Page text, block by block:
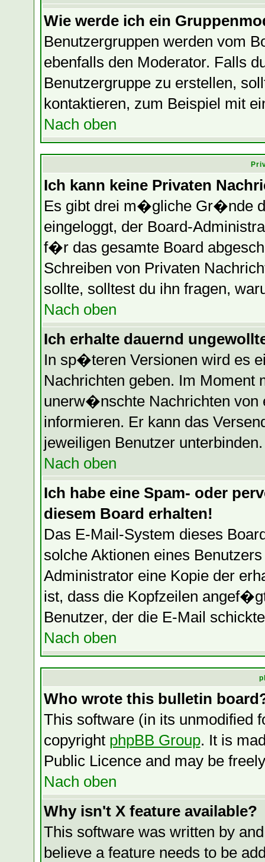
Wie werde ich ein
Benutzergruppen werden vom
ebenfalls den Moderator. Falls
Benutzergruppe zu erstellen,
kontaktieren, zum Beispiel mit
Nach oben
Ich kann keine Privaten
Es gibt drei m�gliche Gr�nde
eingeloggt, der Board-
f�r das gesamte Board
Schreiben von Privaten
sollte, solltest du ihn fragen,
Nach oben
Ich erhalte dauernd
In sp�teren Versionen wird es
Nachrichten geben. Im Moment
unerw�nschte Nachrichten
informieren. Er kann das
jeweiligen Benutzer unterbinden.
Nach oben
Ich habe eine Spam- oder
diesem Board erhalten!
Das E-Mail-System dieses
solche Aktionen eines
Administrator eine Kopie der
ist, dass die Kopfzeilen
Benutzer, der die E-Mail
Nach oben
Who wrote this bulletin
This software (in its unmodified
copyright phpBB Group. It is
Public Licence and may be
Nach oben
Why isn't X feature available?
This software was written by
believe a feature needs to be